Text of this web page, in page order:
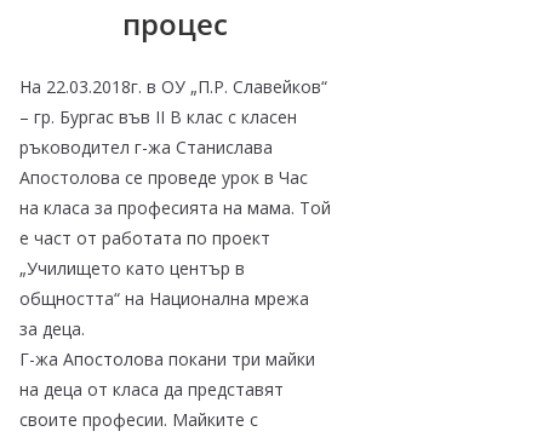
процес
На 22.03.2018г. в ОУ „П.Р. Славейков“
– гр. Бургас във II В клас с класен
ръководител г-жа Станислава
Апостолова се проведе урок в Час
на класа за професията на мама. Той
е част от работата по проект
„Училището като център в
общността“ на Национална мрежа
за деца.
Г-жа Апостолова покани три майки
на деца от класа да представят
своите професии. Майките с